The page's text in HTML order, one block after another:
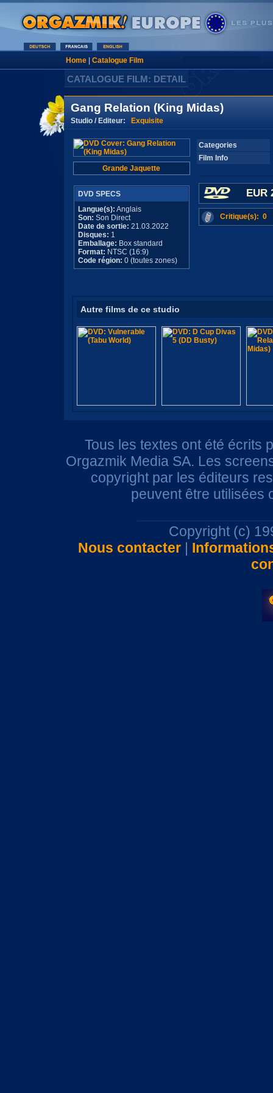
Home| Catalogue Film
CATALOGUE FILM: DETAIL
Gang Relation (King Midas)
Studio / Editeur: Exquisite
Grande Jaquette
DVD SPECS
Langue(s): Anglais
Son: Son Direct
Date de sortie: 21.03.2022
Disques: 1
Emballage: Box standard
Format: NTSC (16:9)
Code région: 0 (toutes zones)
Categories
Film Info
EUR
Critique(s): 0
Autre films de ce studio
Tous les textes ont été écrits
Orgazmik Media SA. Les
copyright par les éditeurs
peuvent être utilisées
Copyright (c)
Nous contacter|